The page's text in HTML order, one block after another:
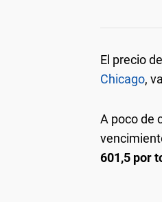
El precio
Chicago,
A poco de
601,5 por